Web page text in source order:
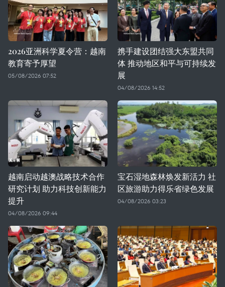
2026亚洲科学夏令营：越南
教育寄予厚望
05/08/2026 07:52
携手建设团结强大东盟共同
体 推动地区和平与可持续发
展
04/08/2026 14:52
越南启动越澳战略技术合作
研究计划 助力科技创新能力
提升
04/08/2026 09:44
宝石湿地森林焕发新活力 社
区旅游助力得乐省绿色发展
04/08/2026 03:23